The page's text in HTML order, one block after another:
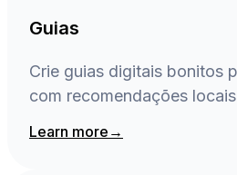
Guias
Crie guias digitais bonitos
com recomendações
Learn more →